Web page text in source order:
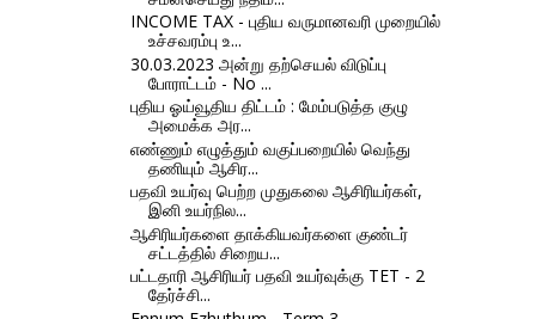
INCOME TAX - புதிய வருமானவரி முறையில்
உச்சவரம்பு உ...
30.03.2023 அன்று தற்செயல் விடுப்பு
போராட்டம் - No ...
புதிய ஓய்வூதிய திட்டம் : மேம்படுத்த குழு
அமைக்க அர...
எண்ணும் எழுத்தும் வகுப்பறையில் வெந்து
தணியும் ஆசிர...
பதவி உயர்வு பெற்ற முதுகலை ஆசிரியர்கள்,
இனி உயர்நில...
ஆசிரியர்களை தாக்கியவர்களை குண்டர்
சட்டத்தில் சிறைய...
பட்டதாரி ஆசிரியர் பதவி உயர்வுக்கு TET - 2
தேர்ச்சி...